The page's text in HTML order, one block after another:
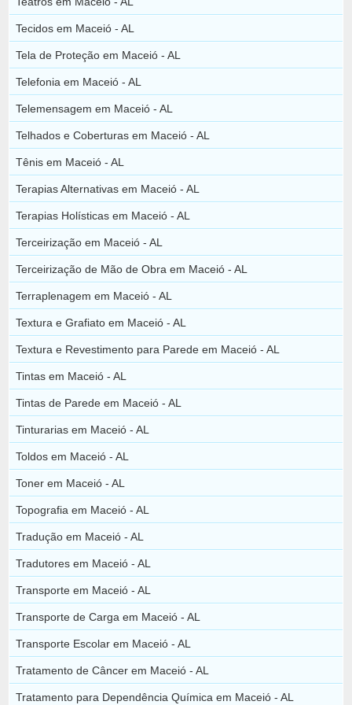
Tecidos em Maceió - AL
Tela de Proteção em Maceió - AL
Telefonia em Maceió - AL
Telemensagem em Maceió - AL
Telhados e Coberturas em Maceió - AL
Tênis em Maceió - AL
Terapias Alternativas em Maceió - AL
Terapias Holísticas em Maceió - AL
Terceirização em Maceió - AL
Terceirização de Mão de Obra em Maceió - AL
Terraplenagem em Maceió - AL
Textura e Grafiato em Maceió - AL
Textura e Revestimento para Parede em Maceió - AL
Tintas em Maceió - AL
Tintas de Parede em Maceió - AL
Tinturarias em Maceió - AL
Toldos em Maceió - AL
Toner em Maceió - AL
Topografia em Maceió - AL
Tradução em Maceió - AL
Tradutores em Maceió - AL
Transporte em Maceió - AL
Transporte de Carga em Maceió - AL
Transporte Escolar em Maceió - AL
Tratamento de Câncer em Maceió - AL
Tratamento para Dependência Química em Maceió - AL